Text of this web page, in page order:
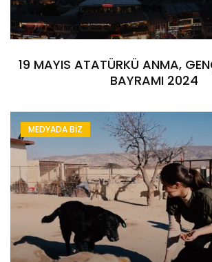
19 MAYIS ATATÜRKÜ ANMA,
BAYRAMI 2024
MEDYADA BİZ